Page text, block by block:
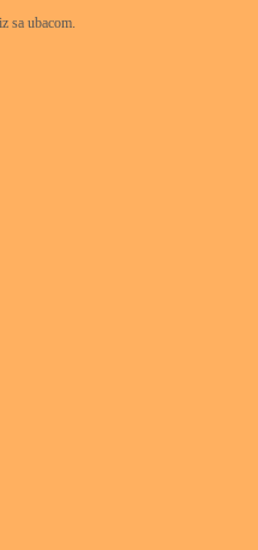
sa ubacom.